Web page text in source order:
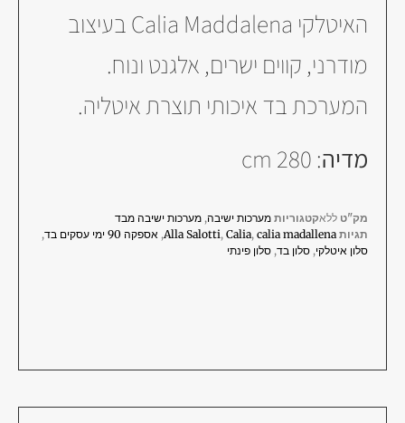
האיטלקי Calia Maddalena בעיצוב
מודרני, קווים ישרים, אלגנט ונוח.
המערכת בד איכותי תוצרת איטליה.
מדיה:
280 cm
מק"ט ללאקטגוריות מערכות ישיבה, מערכות ישיבה מבד
תגיות
Alla Salotti, Calia, calia madallena
, אספקה 90 ימי עסקים בד
,
סלון איטלקי, סלון בד, סלון פינתי